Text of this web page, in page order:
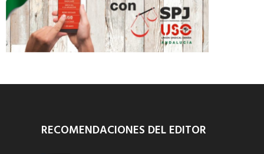
RECOMENDACIONES DEL EDITOR